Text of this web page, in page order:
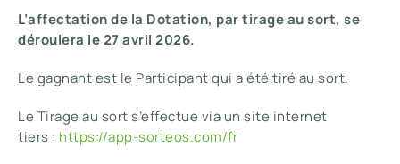
L’affectation de la Dotation, par tirage au sort, se
déroulera le 27 avril 2026.
Le gagnant est le Participant qui a été tiré au sort.
Le Tirage au sort s’effectue via un site internet
tiers : https://app-sorteos.com/fr